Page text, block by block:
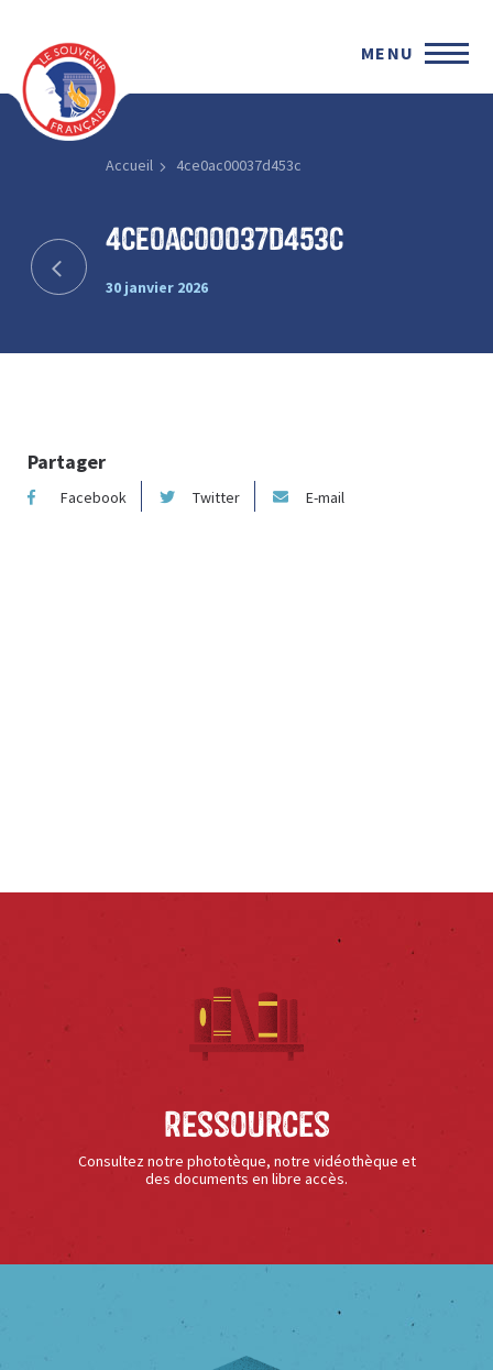
MENU
Accueil 4ce0ac00037d453c
4ce0ac00037d453c
30 janvier 2026
Partager
Facebook Twitter E-mail
Ressources
Consultez notre phototèque, notre vidéothèque et
des documents en libre accès.